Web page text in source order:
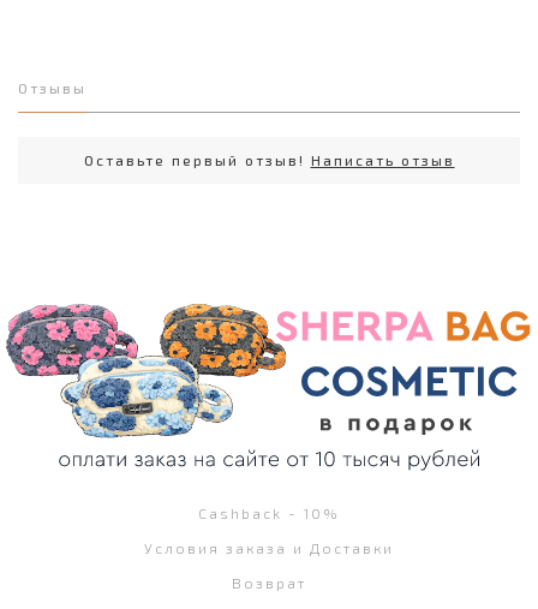
Отзывы
Оставьте первый отзыв! Написать отзыв
Cashback - 10%
Условия заказа и Доставки
Возврат